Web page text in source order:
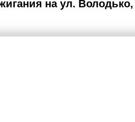
на ул. Володько,